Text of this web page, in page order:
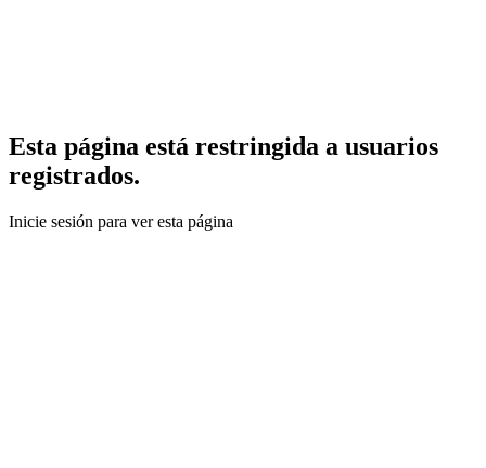
Esta página está restringida a usuarios
registrados.
Inicie sesión para ver esta página